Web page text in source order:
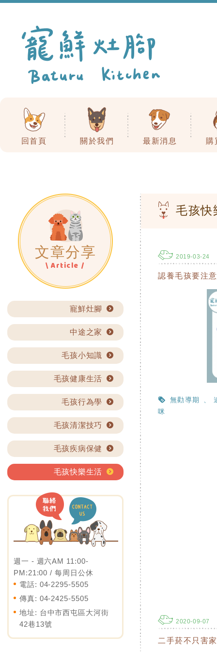
回首頁 關於我們 最新消息 購
文章分享
\ Article /
寵鮮灶腳
中途之家
毛孩小知識
毛孩健康生活
毛孩行為學
毛孩清潔技巧
毛孩疾病保健
毛孩快樂生活
營業時間 opening hours
週一 - 週六AM 11:00-
PM:21:00 / 每周日公休
電話: 04-2295-5505
傳真: 04-2425-5505
地址: 台中市西屯區大河街
42巷13號
毛孩快
2019-03-24
認養毛孩要注意
無勸導期
咪
2020-09-07
二手菸不只害